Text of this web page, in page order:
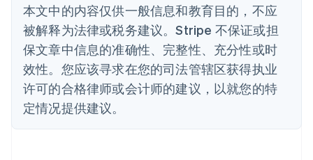
本文中的内容仅供一般信息和教育目的，不应
被解释为法律或税务建议。Stripe 不保证或担
保文章中信息的准确性、完整性、充分性或时
效性。您应该寻求在您的司法管辖区获得执业
许可的合格律师或会计师的建议，以就您的特
定情况提供建议。
丹麦
德国
DeutschEnglish
法国
FrançaisEnglish
芬兰
EnglishSvenska